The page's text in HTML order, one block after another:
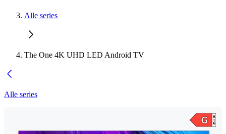
Alle series
The One 4K UHD LED Android TV
Alle series